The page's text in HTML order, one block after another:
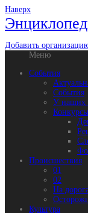
Наверх
Добавить
Меню
События
События
У наших
Конкурсы
Происшествия
01
02
На
Культура